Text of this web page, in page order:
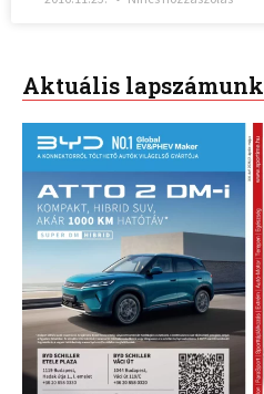
Aktuális lapszámunk